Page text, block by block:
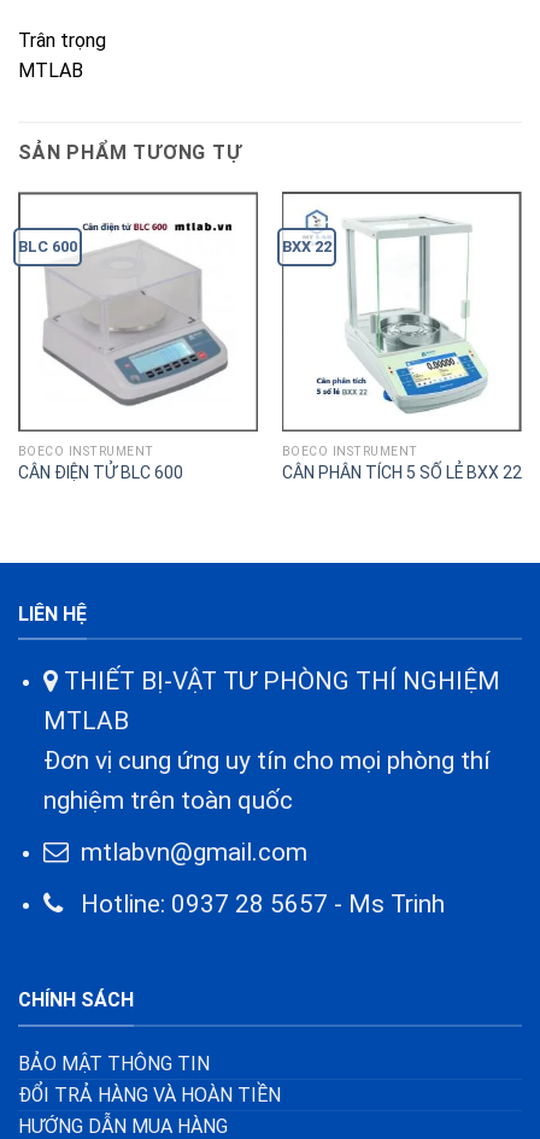
Trân trọng
MTLAB
SẢN PHẨM TƯƠNG TỰ
BLC 600
BOECO INSTRUMENT
CÂN ĐIỆN TỬ BLC 600
BXX 22
BOECO INSTRUMENT
CÂN PHÂN TÍCH 5 SỐ LẺ BXX 22
LIÊN HỆ
THIẾT BỊ-VẬT TƯ PHÒNG THÍ NGHIỆM
MTLAB
Đơn vị cung ứng uy tín cho mọi phòng thí
nghiệm trên toàn quốc
mtlabvn@gmail.com
Hotline: 0937 28 5657 - Ms Trinh
CHÍNH SÁCH
BẢO MẬT THÔNG TIN
ĐỔI TRẢ HÀNG VÀ HOÀN TIỀN
HƯỚNG DẪN MUA HÀNG